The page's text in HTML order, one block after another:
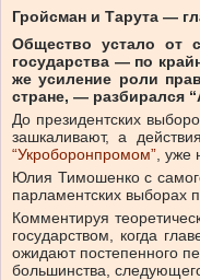
Гройсман и Тарута —
Общество устало от
государства — по
же усиление роли
стране, — разбирался
До президентских
зашкаливают, а
“Укроборонпромом” , уже
Юлия Тимошенко с
парламентских выборах
Комментируя
государством, когда
ожидают постепенного
большинства,